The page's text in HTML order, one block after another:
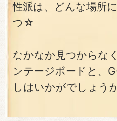
性派は、どんな場所
つ☆
なかなか見つからな
ンテージボードと、
しはいかがでしょう